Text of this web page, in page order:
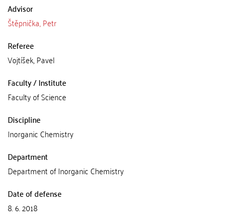
Advisor
Štěpnička, Petr
Referee
Vojtíšek, Pavel
Faculty / Institute
Faculty of Science
Discipline
Inorganic Chemistry
Department
Department of Inorganic Chemistry
Date of defense
8. 6. 2018